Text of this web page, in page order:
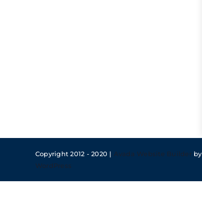
Copyright 2012 - 2020 | Avada Website Builderby
WordPress